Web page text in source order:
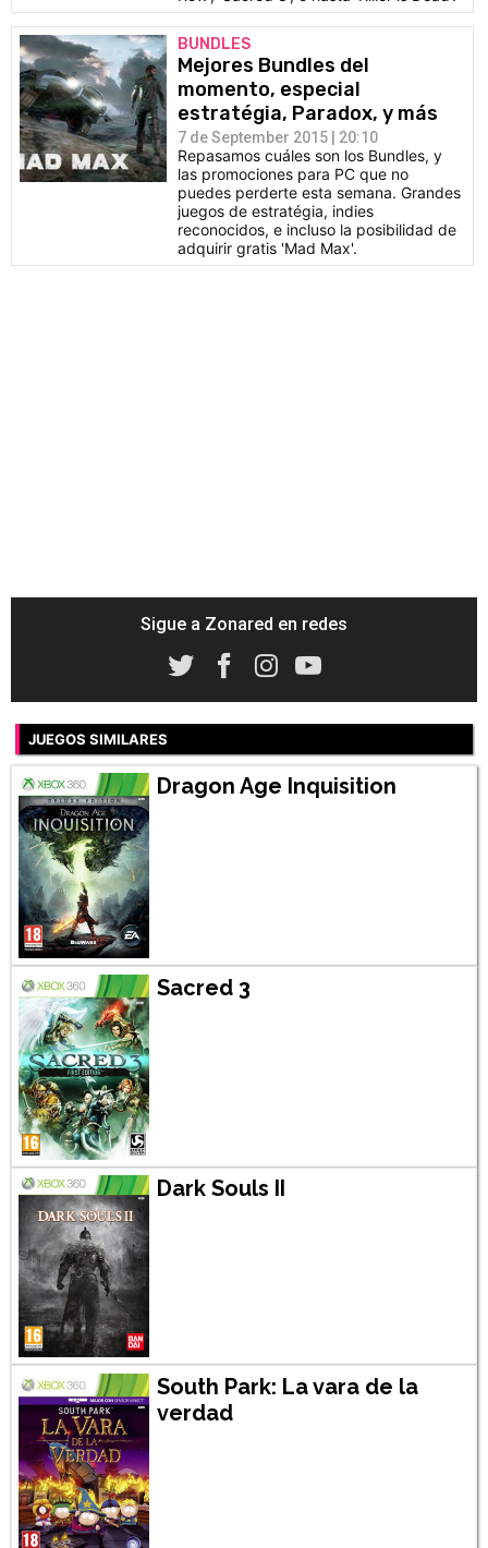
BUNDLES
Mejores Bundles del
momento, especial
estratégia, Paradox, y más
7 de September 2015 | 20:10
Repasamos cuáles son los Bundles, y
las promociones para PC que no
puedes perderte esta semana. Grandes
juegos de estratégia, indies
reconocidos, e incluso la posibilidad de
adquirir gratis 'Mad Max'.
Sigue a Zonared en redes
JUEGOS SIMILARES
Dragon Age Inquisition
Sacred 3
Dark Souls II
South Park: La vara de la
verdad